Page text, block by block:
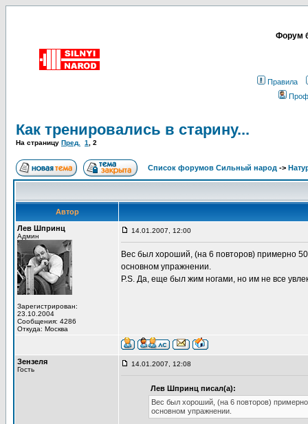
Форум
Правила
Как тренировались в старину...
На страницу Пред. 1 2
Список форумов Сильный народ ->
Автор
Лев Шпринц
Админ
Зарегистрирован:
23.10.2004
Сообщения: 4286
Откуда: Москва
14.01.2007, 12:00
Вес был хороший, (на 6 повторов) примерно
основном упражнении.
P.S. Да, еще был жим ногами, но им не все
Зензеля
Гость
14.01.2007, 12:08
Лев Шпринц писал(а):
Вес был хороший, (на 6 повторов)
основном упражнении.